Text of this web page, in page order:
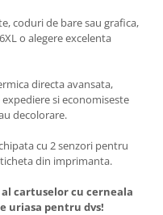
coduri de bare sau grafica,
o alegere excelenta
directa avansata,
si economiseste
decolorare.
cu 2 senzori pentru
din imprimanta.
cartuselor cu cerneala
uriasa pentru dvs!